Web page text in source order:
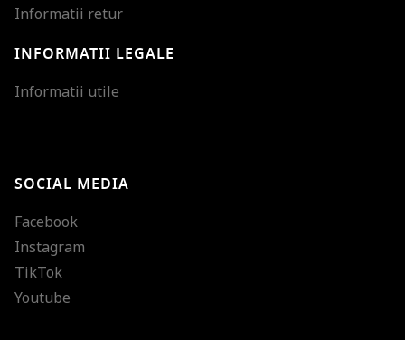
Informatii retur
INFORMATII LEGALE
Informatii utile
SOCIAL MEDIA
Facebook
Instagram
TikTok
Youtube